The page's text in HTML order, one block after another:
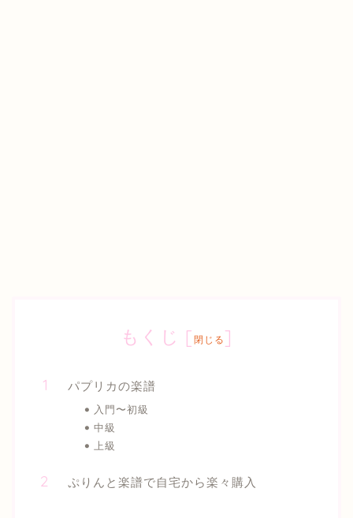
もくじ [ 閉じる ]
パプリカの楽譜
入門〜初級
中級
上級
ぷりんと楽譜で自宅から楽々購入